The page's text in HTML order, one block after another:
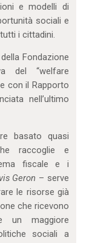
e modelli di
sociali e
i cittadini.
Fondazione
del “welfare
con il Rapporto
nell’ultimo
basato quasi
raccoglie e
fiscale e i
Geron – serve
le risorse già
che ricevono
un maggiore
sociali a